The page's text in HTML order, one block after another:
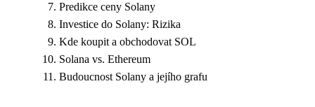
Predikce ceny Solany
Investice do Solany: Rizika
Kde koupit a obchodovat SOL
Solana vs. Ethereum
Budoucnost Solany a jejího grafu